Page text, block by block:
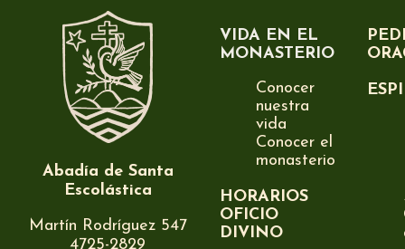
Abadía de Santa
Escolástica
Martín Rodríguez 547
4725-2829
VIDA EN EL
MONASTERIO
Conocer
nuestra
vida
Conocer el
monasterio
HORARIOS
OFICIO
DIVINO